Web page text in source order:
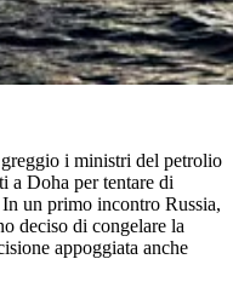
i ministri del petrolio
a Doha per tentare di
un primo incontro Russia,
deciso di congelare la
appoggiata anche